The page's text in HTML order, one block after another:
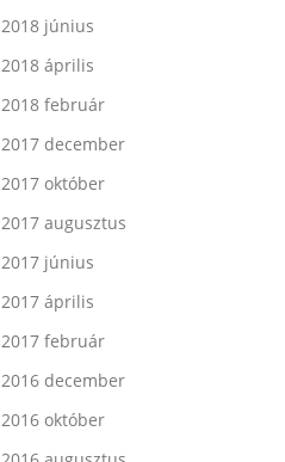
2018 június
2018 április
2018 február
2017 december
2017 október
2017 augusztus
2017 június
2017 április
2017 február
2016 december
2016 október